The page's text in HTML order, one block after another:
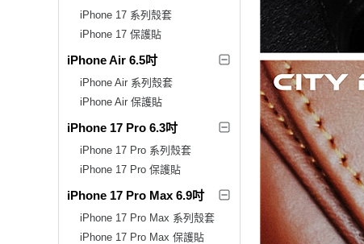
iPhone 17 系列殼套
iPhone 17 保護貼
iPhone Air 6.5吋
iPhone Air 系列殼套
iPhone Air 保護貼
iPhone 17 Pro 6.3吋
iPhone 17 Pro 系列殼套
iPhone 17 Pro 保護貼
iPhone 17 Pro Max 6.9吋
iPhone 17 Pro Max 系列殼套
iPhone 17 Pro Max 保護貼